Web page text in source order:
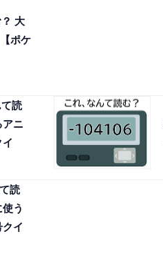
？ 大
ポケ
て読
アニ
読
う
イ